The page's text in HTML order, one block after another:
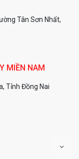
Tân Sơn Nhất,
MIỀN NAM
Tỉnh Đồng Nai